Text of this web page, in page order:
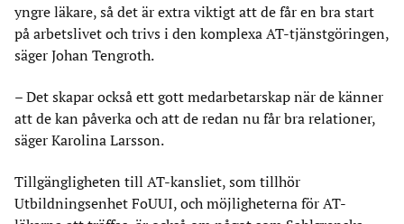
yngre läkare, så det är extra viktigt att de får en bra start
på arbetslivet och trivs i den komplexa AT-tjänstgöringen,
säger Johan Tengroth.
– Det skapar också ett gott medarbetarskap när de känner
att de kan påverka och att de redan nu får bra relationer,
säger Karolina Larsson.
Tillgängligheten till AT-kansliet, som tillhör
Utbildningsenhet FoUUI, och möjligheterna för AT-